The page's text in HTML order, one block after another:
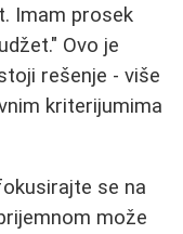
Imam prosek
Ovo je
rešenje - više
kriterijumima
se na
može